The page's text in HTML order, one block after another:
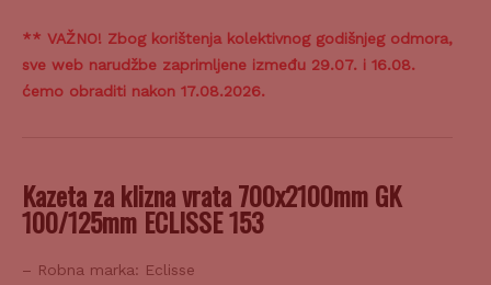
** VAŽNO! Zbog korištenja kolektivnog godišnjeg odmora,
sve web narudžbe zaprimljene između 29.07. i 16.08.
ćemo obraditi nakon 17.08.2026.
Kazeta za klizna vrata 700x2100mm GK
100/125mm ECLISSE 153
– Robna marka: Eclisse